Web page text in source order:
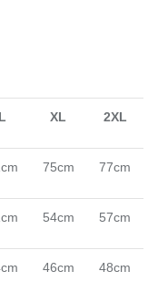
L XL 2XL
75cm 77cm
54cm 57cm
46cm 48cm